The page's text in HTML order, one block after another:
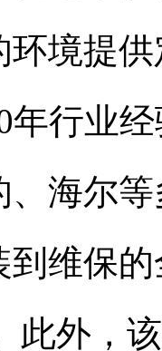
环境提
年行业
海尔
维保
此外，